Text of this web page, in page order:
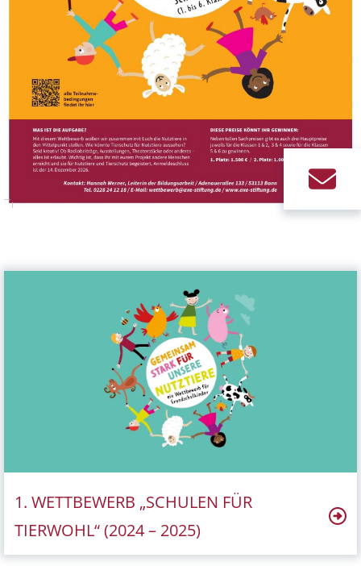
1. WETTBEWERB „SCHULEN FÜR
TIERWOHL“ (2024 – 2025)